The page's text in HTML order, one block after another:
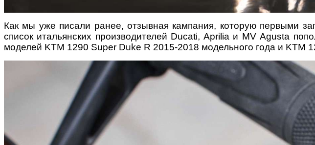
Как мы уже писали ранее, отзывная кампания, которую первыми
список итальянских производителей Ducati, Aprilia и MV Agusta
моделей KTM 1290 Super Duke R 2015-2018 модельного года и KTM